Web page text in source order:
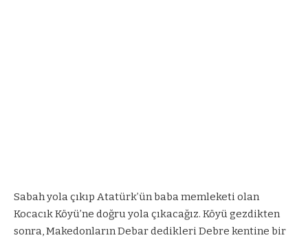
Sabah yola çıkıp Atatürk’ün baba memleketi olan
Kocacık Köyü’ne doğru yola çıkacağız. Köyü gezdikten
sonra, Makedonların Debar dedikleri Debre kentine bir